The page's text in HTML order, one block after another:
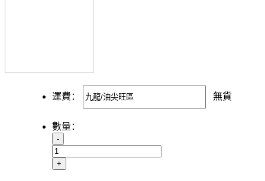
運費： 無貨
數量：
-
+